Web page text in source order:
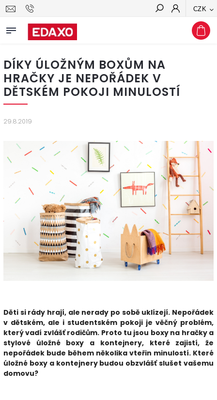
CZK
Hledat
DÍKY ÚLOŽNÝM BOXŮM NA
HRAČKY JE NEPOŘÁDEK V
DĚTSKÉM POKOJI MINULOSTÍ
29.8.2019
Děti si rády hrají, ale nerady po sobě uklízejí. Nepořádek
v dětském, ale i studentském pokoji je věčný problém,
který vadí zvlášť rodičům. Proto tu jsou boxy na hračky a
stylové úložné boxy a kontejnery, které zajistí, že
nepořádek bude během několika vteřin minulostí. Které
úložné boxy a kontejnery budou obzvlášť slušet vašemu
domovu?